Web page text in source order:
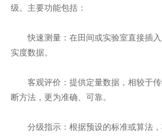
级。主要功能包括：
快速测量：在田间或实验室直接插入
实度数据。
客观评价：提供定量数据，相较于传
断方法，更为准确、可靠。
分级指示：根据预设的标准或算法，